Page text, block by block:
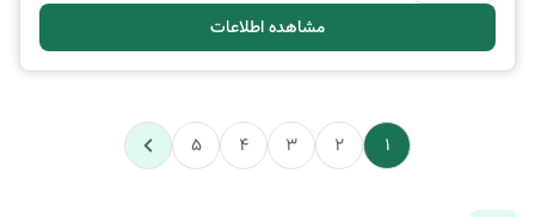
مشاهده اطلاعات
1
2
3
4
5